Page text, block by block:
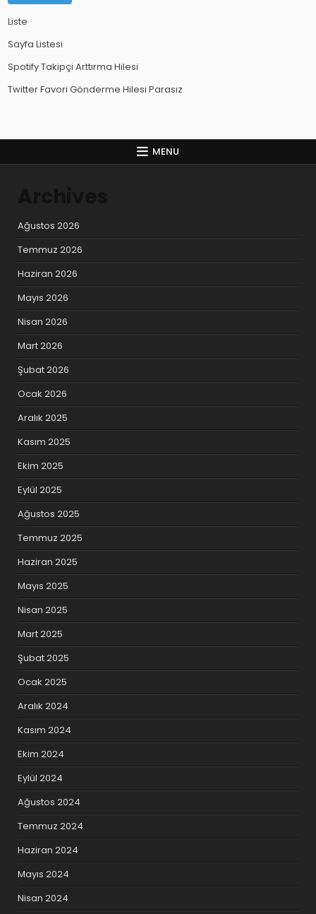
Liste
Sayfa Listesi
Spotify Takipçi Arttırma Hilesi
Twitter Favori Gönderme Hilesi Parasız
MENU
Ağustos 2026
Temmuz 2026
Haziran 2026
Mayıs 2026
Nisan 2026
Mart 2026
Şubat 2026
Ocak 2026
Aralık 2025
Kasım 2025
Ekim 2025
Eylül 2025
Ağustos 2025
Temmuz 2025
Haziran 2025
Mayıs 2025
Nisan 2025
Mart 2025
Şubat 2025
Ocak 2025
Aralık 2024
Kasım 2024
Ekim 2024
Eylül 2024
Ağustos 2024
Temmuz 2024
Haziran 2024
Mayıs 2024
Nisan 2024